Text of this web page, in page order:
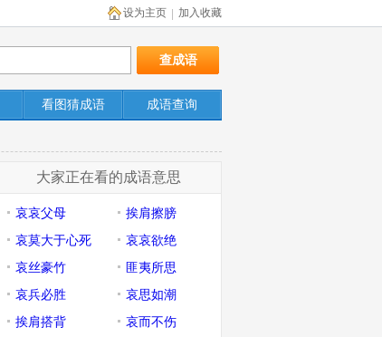
加入收藏
设为主页
看图猜成语 成语查询
大家正在看的成语意思
哀哀父母
挨肩擦膀
哀莫大于心死
哀哀欲绝
哀丝豪竹
匪夷所思
哀兵必胜
哀思如潮
挨肩搭背
哀而不伤